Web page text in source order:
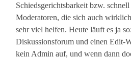
Schiedsgerichtsbarkeit bzw.
Moderatoren, die sich auch
sehr viel helfen. Heute läuft es ja
Diskussionsforum und einen Edit-
kein Admin auf, und wenn dann